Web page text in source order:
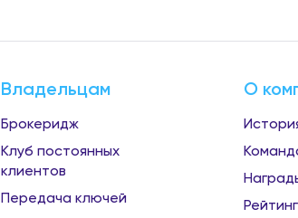
Владельцам
Брокеридж
Клуб постоянных
клиентов
Передача ключей
О